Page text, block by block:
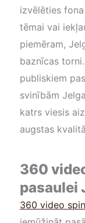
izvēlēties
tēmai vai
piemēram,
baznīcas
publiskiem
svinībām
katrs viesis
augstas
360
pasaulei
360 video